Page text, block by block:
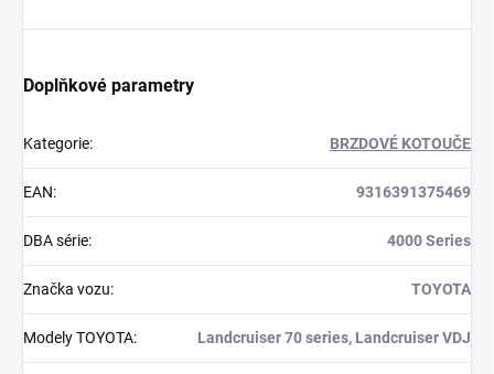
Doplňkové parametry
Kategorie: BRZDOVÉ KOTOUČE
EAN: 9316391375469
DBA série: 4000 Series
Značka vozu: TOYOTA
Modely TOYOTA: Landcruiser 70 series, Landcruiser VDJ